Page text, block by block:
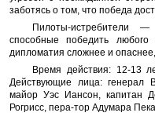
заботясь о том, что победа
Пилоты-истребители
способные победить
дипломатия сложнее и
Время действия: 12-13
Действующие лица: генерал
майор Уэс Иансон, капитан
Рогрисс, пера-тор Адумара